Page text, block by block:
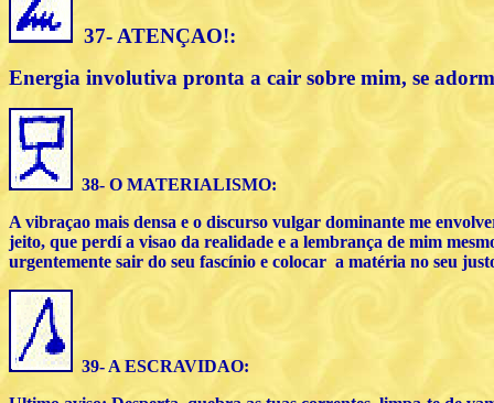
37- ATENÇAO!:
Energia involutiva pronta a cair sobre mim, se
38- O MATERIALISMO:
A vibraçao mais densa e o discurso vulgar dominante me
jeito, que perdí a visao da realidade e a lembrança de mim
urgentemente sair do seu fascínio e colocar a matéria no seu
39- A ESCRAVIDAO: